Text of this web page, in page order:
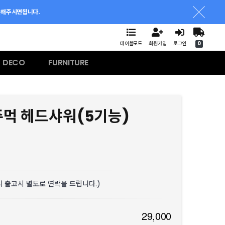
주시면됩니다.
테이블모드 회원가입 로그인 0
DECO FURNITURE
헤드샤워(5기능)
출고시 별도로 연락을 드립니다.)
29,000